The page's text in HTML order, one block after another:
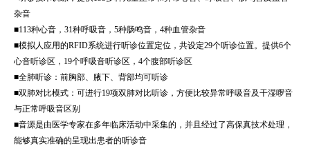
杂音
■113种心音，31种呼吸音，5种肠鸣音，4种血管杂音
■模拟人应用的RFID系统进行听诊位置定位，共设定29个听诊位置。提供6个
心音听诊区，19个呼吸音听诊区，4个腹部听诊区
■全肺听诊：前胸部、腋下、背部均可听诊
■双肺对比模式：可进行19项双肺对比听诊，方便比较异常呼吸音及干湿啰音
与正常呼吸音区别
■音源是由医学专家在多年临床活动中采集的，并且经过了高保真技术处理，
能够真实准确的呈现出患者的听诊音